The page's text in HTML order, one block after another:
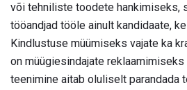
või tehniliste toodete hankimiseks,
tööandjad tööle ainult kandidaate,
Kindlustuse müümiseks vajate ka
on müügiesindajate
teenimine aitab oluliselt parandada